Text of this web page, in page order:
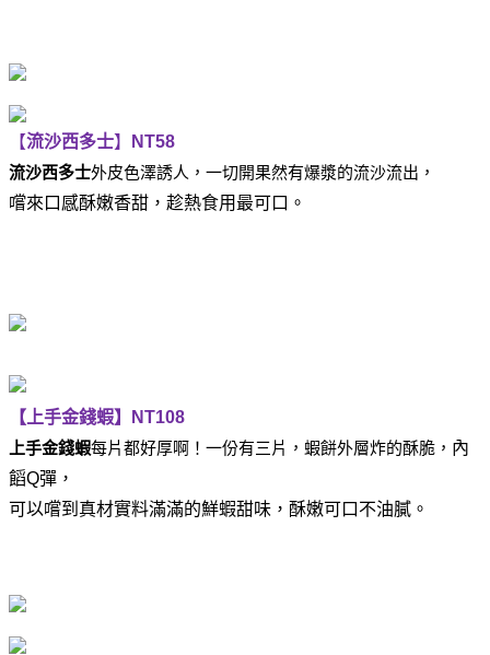
【流沙西多士】
NT58
流沙西多士外皮色澤誘人，一切開果然有爆漿的流沙流出，
嚐來口感酥嫩香甜，趁熱食用最可口。
【上手金錢蝦】
NT108
上手金錢蝦每片都好厚啊！一份有三片，蝦餅外層炸的酥脆， 內
饀Q彈，
可以嚐到真材實料滿滿的鮮蝦甜味，酥嫩可口不油膩。